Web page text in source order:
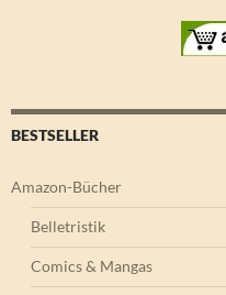
BESTSELLER
Amazon-Bücher
Belletristik
Comics & Mangas